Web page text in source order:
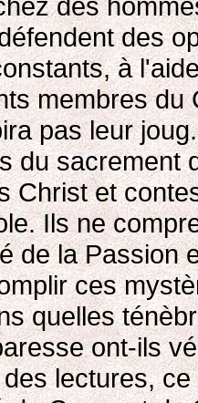
des
à
membres
pas leur
du sacrement
Christ et
Ils ne
de la Passion
ces
quelles
ont-ils
lectures,